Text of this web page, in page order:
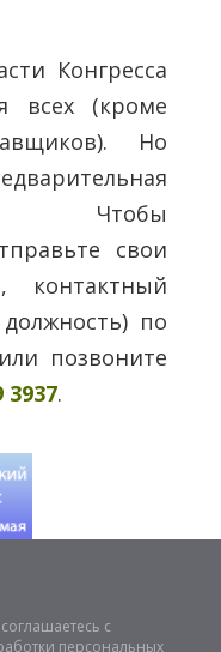
Конгресса
всех (кроме
Но
Чтобы
свои
контактный
по
позвоните
3937.
с
персональных